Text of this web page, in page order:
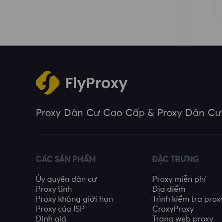
Proxy Dân Cư Cao Cấp & Proxy Dân
CÁC SẢN PHẨM
Ủy quyền dân cư
Proxy tĩnh
Proxy không giới hạn
Proxy của ISP
Định giá
ĐẶC TRƯNG
Proxy miễn phí
Địa điểm
Trình kiểm tra
CroxyProxy
Trang web proxy